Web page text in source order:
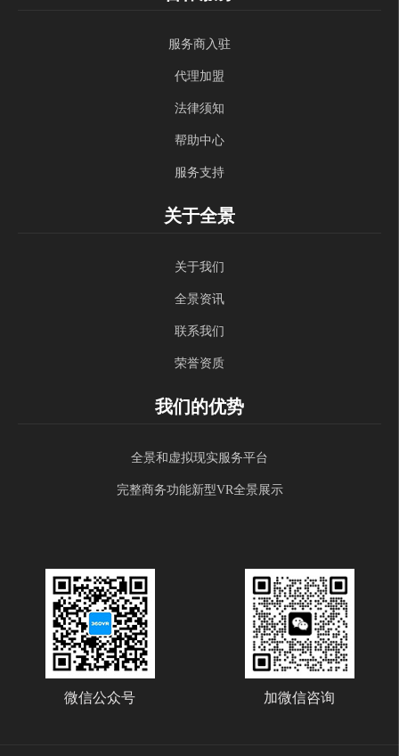
服务商入驻
代理加盟
法律须知
帮助中心
服务支持
关于全景
关于我们
全景资讯
联系我们
荣誉资质
我们的优势
全景和虚拟现实服务平台
完整商务功能新型VR全景展示
微信公众号 加微信咨询